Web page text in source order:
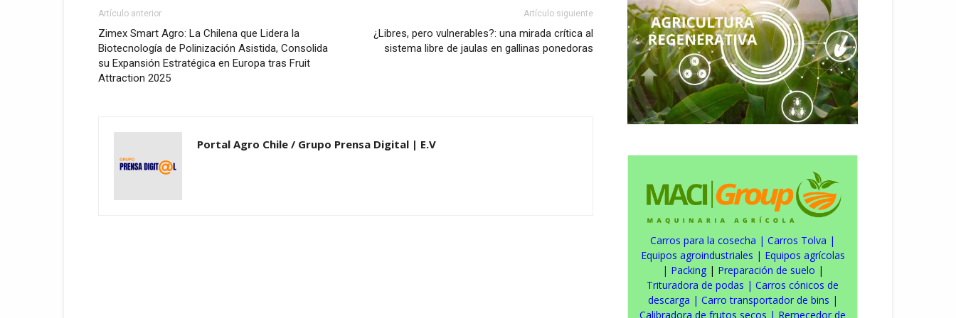
Artículo anterior
Zimex Smart Agro: La Chilena que Lidera la
Biotecnología de Polinización Asistida, Consolida
su Expansión Estratégica en Europa tras Fruit
Attraction 2025
Artículo siguiente
¿Libres, pero vulnerables?: una mirada crítica al
sistema libre de jaulas en gallinas ponedoras
Portal Agro Chile / Grupo Prensa Digital | E.V
Carros para la cosecha | Carros Tolva |
Equipos agroindustriales | Equipos agrícolas
| Packing| Preparación de suelo |
Trituradora de podas | Carros cónicos de
descarga | Carro transportador de bins |
Calibradora de frutos secos | Remecedor de